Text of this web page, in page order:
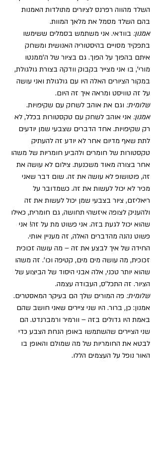
השלד מהווה רפרנס לציורים מתולדות האמנות
בהם השלד מסמל את מלאך המוות.
אמנון: בוודאי. אני משתמש בסמלים ששימשו
בתפקיד מסויים בהיסטוריה האנושית ומשחק
איתם בהפוך על הפוך. גם בציור של ה'ממנטו
מורי', בו אני מצייר בקבוק וודקה בצורת גולגולת,
במקור הציורים האלה היו עם גולגולת ואני עושה
על זה טוויסט ומראה איך זה היום.
שלומית: וגם את אוהב לשחק עם שקיפויות.
אמנון: אני אוהב לשחק עם טקסטורות בכלל, לא
רק שקיפויות. אחד הדברים שצבעי שמן יודעים
לתת שאף מדיום אחר לא יודע זה להעתיק
טקסטורות של חומרים ולהביע חומריות של משהו
אחר בצורה מאוד משכנעת. צילום לא עושה את
זה, פוטושופ לא עושה את זה. שום דבר שאני
מכיר לא יכול לעשות את זה. כשמדובר על
ריאליזם, ציור בצבעי שמן יכול לעשות את זה
ולהעניק לצופה איזשהי תחושה, גם חומרית, כאילו
שהוא יכול לגעת בזה. אני פשוט מת על זה! אני
פשוט נהנה מהדברים האלה, זה מעניין אותי.
החידה של איך לבצע את זה – מה עושה זכוכית
זכוכית, מה עושה מים מים, קטיפה וכו'. זה משהו
שהוא יותר טכני, אלה אבני היסוד של הביצוע של
הציור. זה התכל'ס, העבודה עצמה.
שלומית: פה המורים שלך הם בעיקר המאסטרים.
אמנון: כן, ברור. היו שני ציירים שאני חושב שהם
באמת היו גדולים בזה – וורמיר ורמברנדט. הם
שני הציירים שהשתמשו באופן הנחת הצבע כדי
לבטא את החומריות של מה שמולם והאופן בו
האור נופל על העצמים הללו.